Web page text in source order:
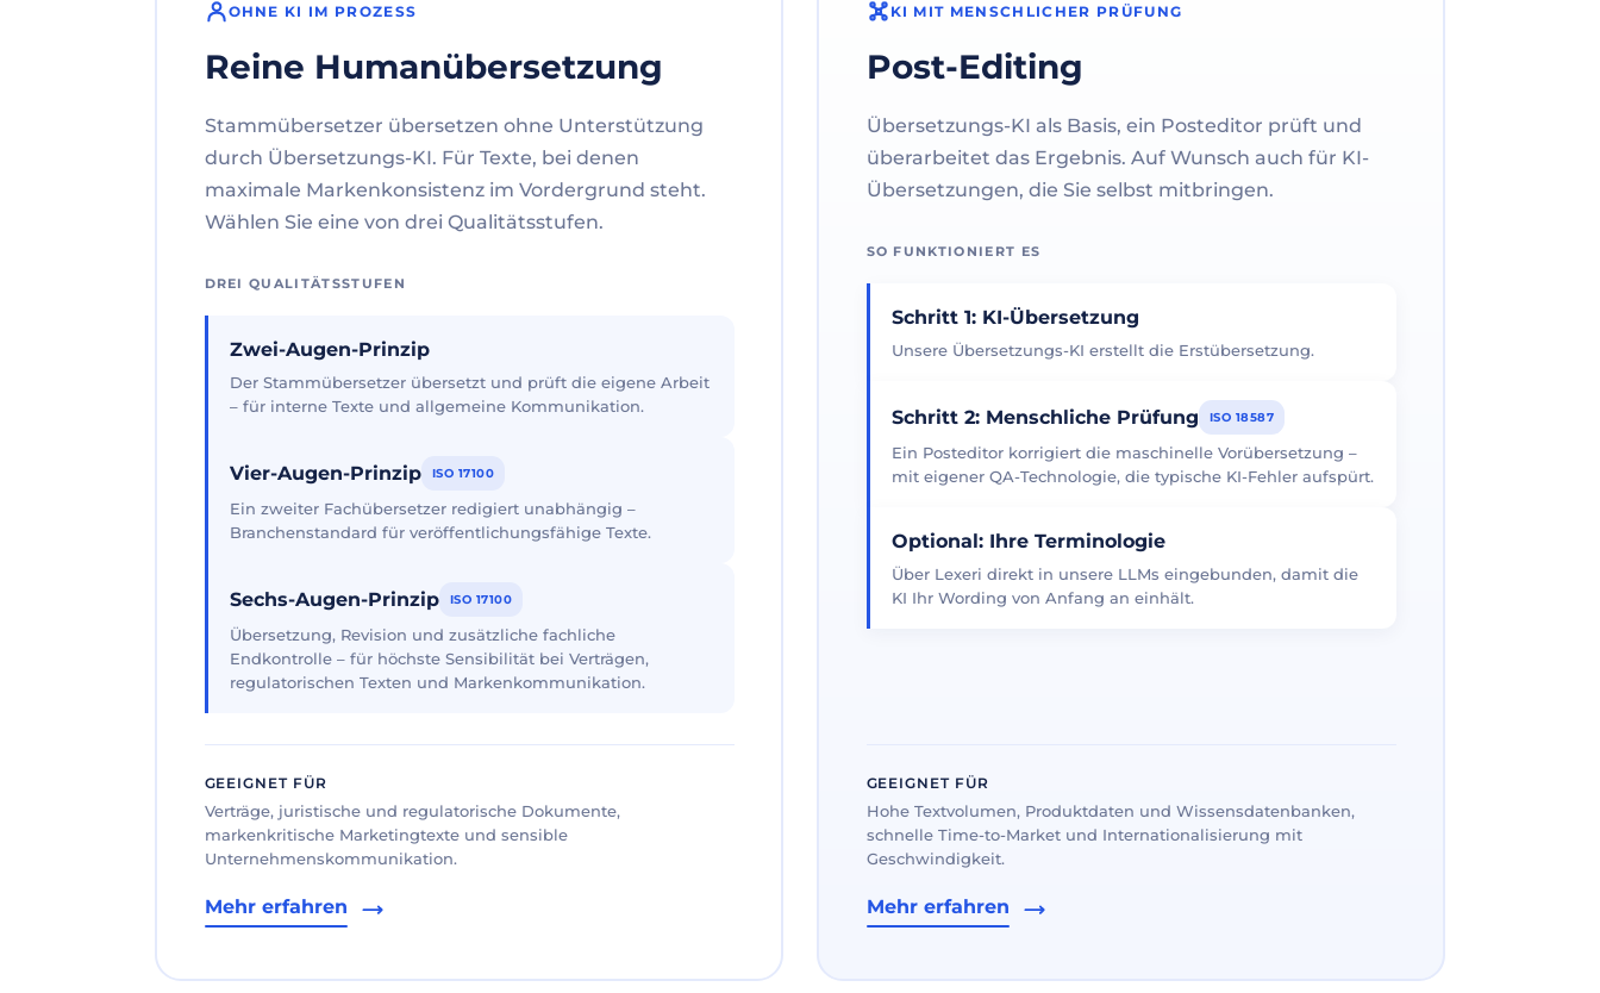
OHNE KI IM PROZESS
Reine Humanübersetzung
Stammübersetzer übersetzen ohne Unterstützung
durch Übersetzungs-KI. Für Texte, bei denen
maximale Markenkonsistenz im Vordergrund steht.
Wählen Sie eine von drei Qualitätsstufen.
DREI QUALITÄTSSTUFEN
Zwei-Augen-Prinzip
Der Stammübersetzer übersetzt und prüft die eigene Arbeit
– für interne Texte und allgemeine Kommunikation.
Vier-Augen-Prinzip ISO 17100
Ein zweiter Fachübersetzer redigiert unabhängig –
Branchenstandard für veröffentlichungsfähige Texte.
Sechs-Augen-Prinzip ISO 17100
Übersetzung, Revision und zusätzliche fachliche
Endkontrolle – für höchste Sensibilität bei Verträgen,
regulatorischen Texten und Markenkommunikation.
GEEIGNET FÜR
Verträge, juristische und regulatorische Dokumente,
markenkritische Marketingtexte und sensible
Unternehmenskommunikation.
Mehr erfahren
KI MIT MENSCHLICHER PRÜFUNG
Post-Editing
Übersetzungs-KI als Basis, ein Posteditor prüft und
überarbeitet das Ergebnis. Auf Wunsch auch für KI-
Übersetzungen, die Sie selbst mitbringen.
SO FUNKTIONIERT ES
Schritt 1: KI-Übersetzung
Unsere Übersetzungs-KI erstellt die Erstübersetzung.
Schritt 2: Menschliche Prüfung ISO 18587
Ein Posteditor korrigiert die maschinelle Vorübersetzung –
mit eigener QA-Technologie, die typische KI-Fehler aufspürt.
Optional: Ihre Terminologie
Über Lexeri direkt in unsere LLMs eingebunden, damit die
KI Ihr Wording von Anfang an einhält.
GEEIGNET FÜR
Hohe Textvolumen, Produktdaten und Wissensdatenbanken,
schnelle Time-to-Market und Internationalisierung mit
Geschwindigkeit.
Mehr erfahren